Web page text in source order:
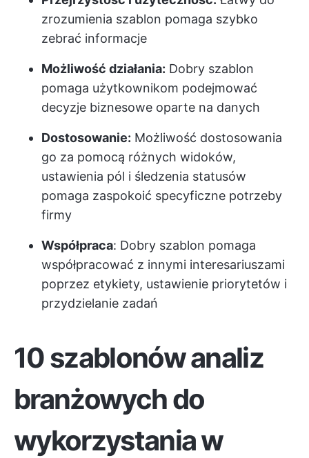
zrozumienia szablon pomaga szybko
zebrać informacje
Możliwość działania: Dobry szablon
pomaga użytkownikom podejmować
decyzje biznesowe oparte na danych
Dostosowanie: Możliwość dostosowania
go za pomocą różnych widoków,
ustawienia pól i śledzenia statusów
pomaga zaspokoić specyficzne potrzeby
firmy
Współpraca: Dobry szablon pomaga
współpracować z innymi interesariuszami
poprzez etykiety, ustawienie priorytetów i
przydzielanie zadań
10 szablonów analiz
branżowych do
wykorzystania w